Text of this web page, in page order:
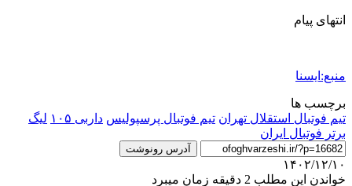
انتهای پیام
منبع:ایسنا
برچسب ها
تيم فوتبال استقلال تهران تيم فوتبال پرسپوليس داربی ۱۰۵
ليگ
برتر فوتبال ایران
آدرس رونوشت
۱۴۰۲/۱۲/۱۰
خواندن این مطلب 2 دقیقه زمان میبرد